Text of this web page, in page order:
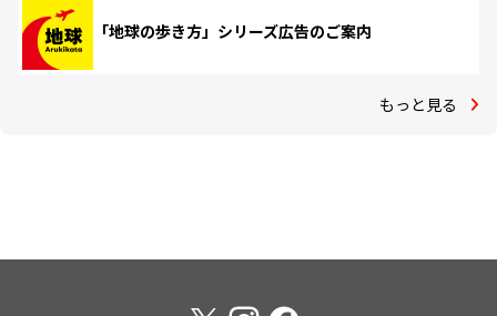
「地球の歩き方」シリーズ広告のご案内
もっと見る